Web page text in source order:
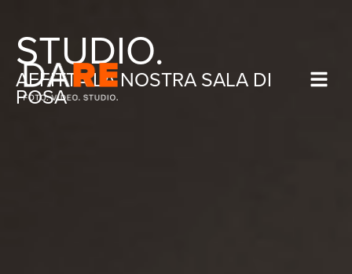
STUDIO.
AFFITTALA NOSTRA SALA DI
POSA